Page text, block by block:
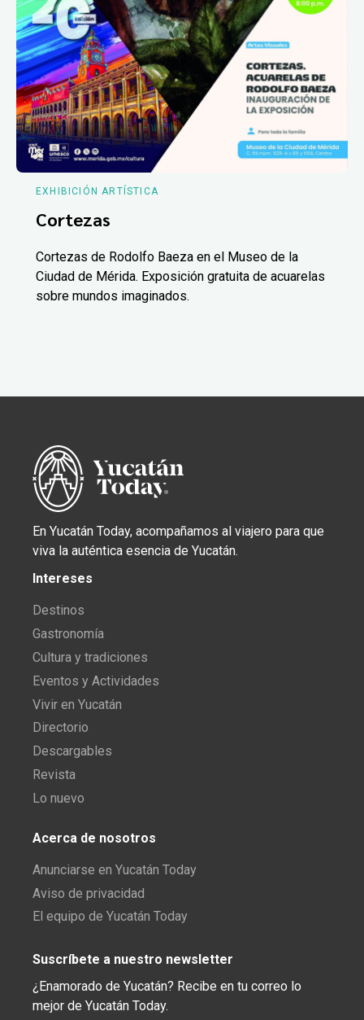
EXHIBICIÓN ARTÍSTICA
Cortezas
Cortezas de Rodolfo Baeza en el Museo de la
Ciudad de Mérida. Exposición gratuita de acuarelas
sobre mundos imaginados.
En Yucatán Today, acompañamos al viajero para que
viva la auténtica esencia de Yucatán.
Intereses
Destinos
Gastronomía
Cultura y tradiciones
Eventos y Actividades
Vivir en Yucatán
Directorio
Descargables
Revista
Lo nuevo
Acerca de nosotros
Anunciarse en Yucatán Today
Aviso de privacidad
El equipo de Yucatán Today
Suscríbete a nuestro newsletter
¿Enamorado de Yucatán? Recibe en tu correo lo
mejor de Yucatán Today.